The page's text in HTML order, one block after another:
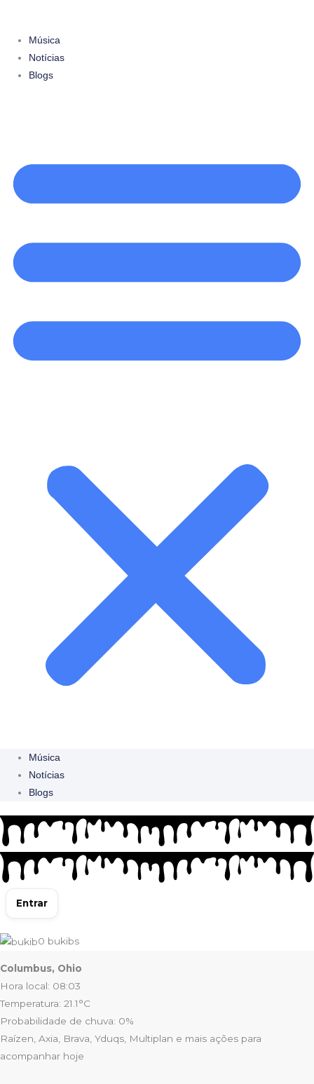
conteúdo
Música
Notícias
Blogs
Música
Notícias
Blogs
Entrar
0 bukibs
Columbus, Ohio
Hora local: 08:03
Temperatura: 21.1°C
Probabilidade de chuva: 0%
Raízen, Axia, Brava, Yduqs, Multiplan e mais ações para
acompanhar hoje